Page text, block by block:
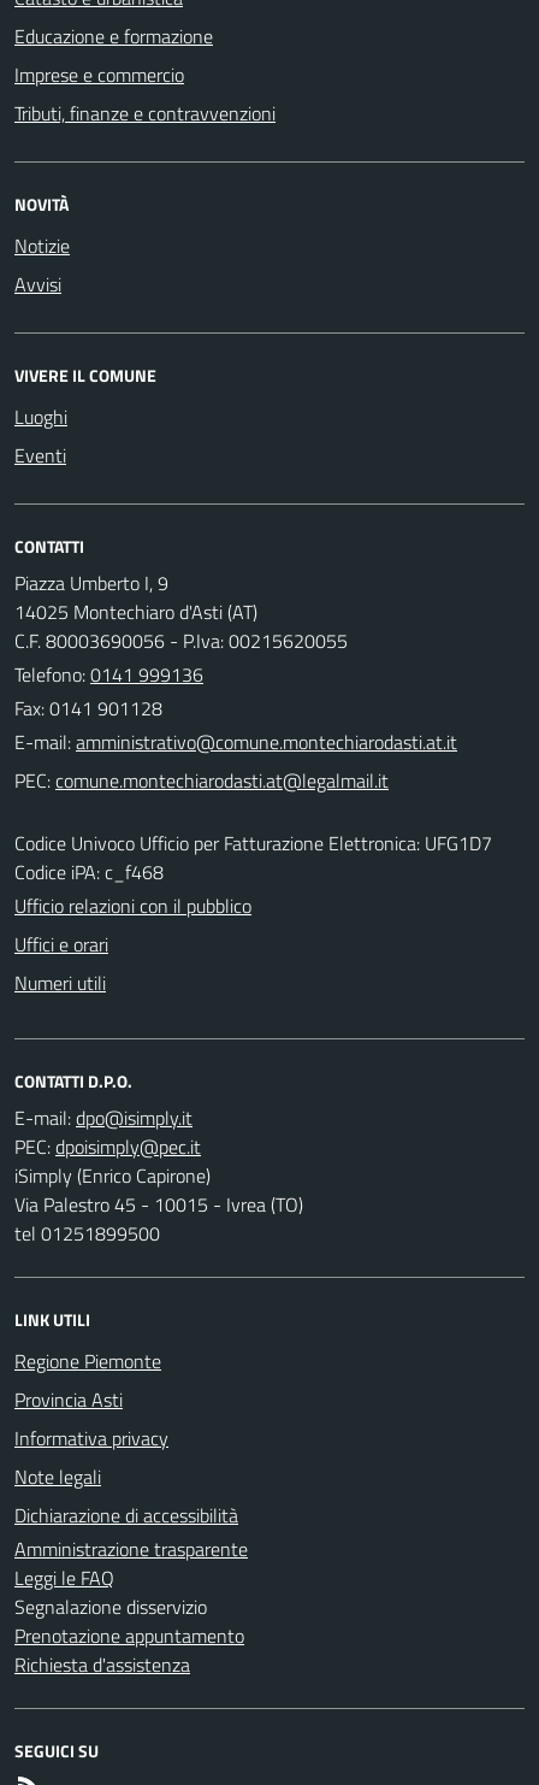
Educazione e formazione
Imprese e commercio
Tributi, finanze e contravvenzioni
NOVITÀ
Notizie
Avvisi
VIVERE IL COMUNE
Luoghi
Eventi
CONTATTI
Piazza Umberto I, 9
14025 Montechiaro d'Asti (AT)
C.F. 80003690056 - P.Iva: 00215620055
Telefono:0141 999136
Fax: 0141 901128
E-mail:
PEC:
Codice Univoco Ufficio per Fatturazione Elettronica: UFG1D7
Codice iPA: c_f468
Ufficio relazioni con il pubblico
Uffici e orari
Numeri utili
CONTATTI D.P.O.
E-mail:
PEC:
iSimply (Enrico Capirone)
Via Palestro 45 - 10015 - Ivrea (TO)
tel 01251899500
LINK UTILI
Regione Piemonte
Provincia Asti
Informativa privacy
Note legali
Dichiarazione di accessibilità
Amministrazione trasparente
Leggi le FAQ
Segnalazione disservizio
Prenotazione appuntamento
Richiesta d'assistenza
SEGUICI SU